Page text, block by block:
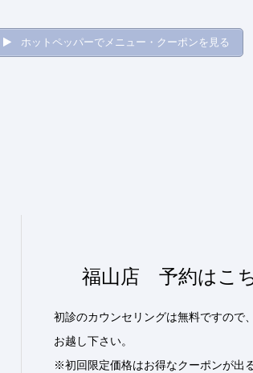
ホットペッパーでメニュー・クーポンを見る
福山店 予約はこ
初診のカウンセリングは無料ですので
お越し下さい。
※初回限定価格はお得なクーポンが出